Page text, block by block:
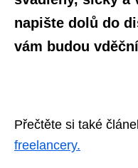
napište dolů do
vám budou
Přečtěte si také
freelancery.